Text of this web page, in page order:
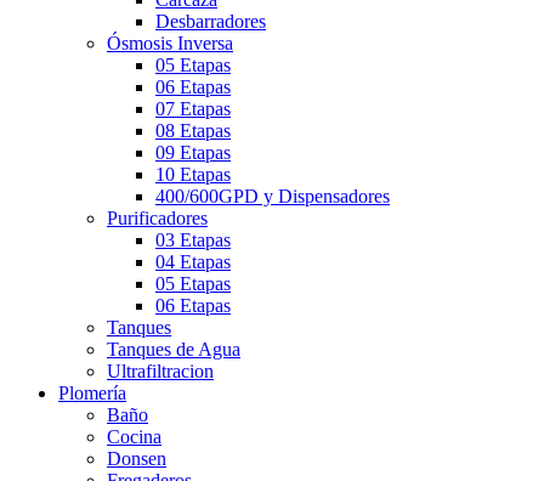
Desbarradores
Ósmosis Inversa
05 Etapas
06 Etapas
07 Etapas
08 Etapas
09 Etapas
10 Etapas
400/600GPD y Dispensadores
Purificadores
03 Etapas
04 Etapas
05 Etapas
06 Etapas
Tanques
Tanques de Agua
Ultrafiltracion
Plomería
Baño
Cocina
Donsen